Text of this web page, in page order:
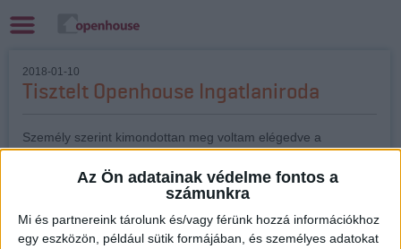
Az Ön adatainak védelme fontos a
számunkra
Mi és partnereink tárolunk és/vagy férünk hozzá információkhoz
egy eszközön, például sütik formájában, és személyes adatokat
2018-01-10
Tisztelt Openhouse Ingatlaniroda
Személy szerint kimondottan meg voltam elégedve a
munkájával. Gyors volt, pontos, precíz és nem utolsó sorban
szavahihető! Mindent profi módon intézett.
Öt, másnak is merem bátran ajánlani.
Dallos Csaba